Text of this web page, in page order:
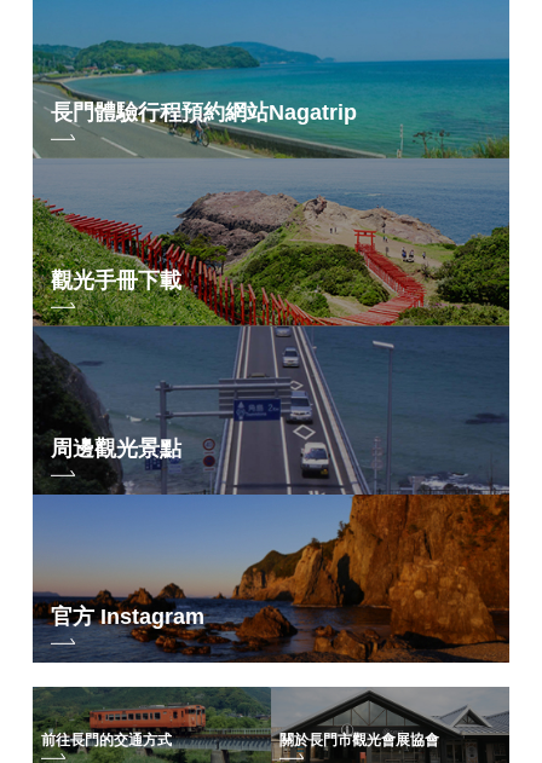
長門體驗行程預約網站Nagatrip
觀光手冊下載
周邊觀光景點
官方 Instagram
前往長門的交通方式 關於長門市觀光會展協會